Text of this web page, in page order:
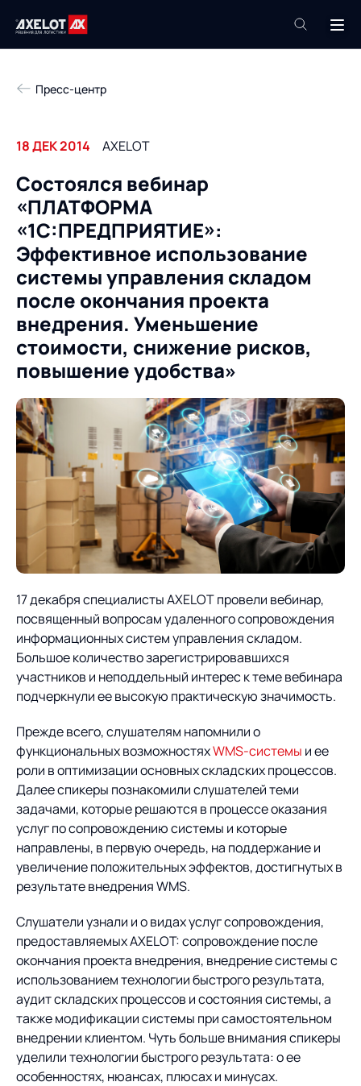
Техподдержка
Компания
Продукты
Роботизация
Академия
База знаний
Услуги
Пресс-центр
Проекты
Контакты
О компании
О компании
ИТ-аккредитация
Карьера
Партнеры
Импортозамещение
Продукты
Управление цепями
поставок
Управление складами
Управление перевозками
и транспортным парком
планирование
Управление
контейнерным
терминалом
Оптимизация в цепях
поставок
Управление двором
Логистический
консалтинг
Оборудование для склада
AXELOT AI
Услуги
Логистический
консалтинг
Автоматизация
процессов
Техническое оснащение
Постпроектное
сопровождение
Нетворкинг и обмен
опытом вместе с AXELOT
Облачные сервисы
компетенций
Пресс-центр
Новости
Мероприятия
СМИ о нас
Архив мероприятий
Проекты
Контакты
Контакты
Академия
учебных заведений
База знаний
База знаний
Пресс-центр
18 ДЕК 2014 AXELOT
Состоялся вебинар
«ПЛАТФОРМА
«1С:ПРЕДПРИЯТИЕ»:
Эффективное использование
системы управления складом
после окончания проекта
внедрения. Уменьшение
стоимости, снижение рисков,
повышение удобства»
17 декабря специалисты AXELOT провели вебинар,
посвященный вопросам удаленного сопровождения
информационных систем управления складом.
Большое количество зарегистрировавшихся
участников и неподдельный интерес к теме вебинара
подчеркнули ее высокую практическую значимость.
Прежде всего, слушателям напомнили о
функциональных возможностяхWMS-системы и ее
роли в оптимизации основных складских процессов.
Далее спикеры познакомили слушателей теми
задачами, которые решаются в процессе оказания
услуг по сопровождению системы и которые
направлены, в первую очередь, на поддержание и
увеличение положительных эффектов, достигнутых в
результате внедрения WMS.
Слушатели узнали и о видах услуг сопровождения,
предоставляемых AXELOT: сопровождение после
окончания проекта внедрения, внедрение системы с
использованием технологии быстрого результата,
аудит складских процессов и состояния системы, а
также модификации системы при самостоятельном
внедрении клиентом. Чуть больше внимания спикеры
уделили технологии быстрого результата: о ее
особенностях, нюансах, плюсах и минусах.